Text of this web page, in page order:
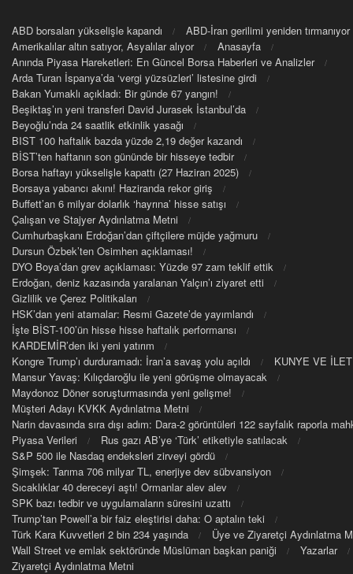
ABD borsaları yükselişle kapandı
ABD-İran gerilimi yeniden tırmanıyor
Amerikalılar altın satıyor, Asyalılar alıyor
Anasayfa
Anında Piyasa Hareketleri: En Güncel Borsa Haberleri ve Analizler
Arda Turan İspanya’da ‘vergi yüzsüzleri’ listesine girdi
Bakan Yumaklı açıkladı: Bir günde 67 yangın!
Beşiktaş’ın yeni transferi David Jurasek İstanbul’da
Beyoğlu’nda 24 saatlik etkinlik yasağı
BIST 100 haftalık bazda yüzde 2,19 değer kazandı
BİST’ten haftanın son gününde bir hisseye tedbir
Borsa haftayı yükselişle kapattı (27 Haziran 2025)
Borsaya yabancı akını! Haziranda rekor giriş
Buffett’an 6 milyar dolarlık ‘hayrına’ hisse satışı
Çalışan ve Stajyer Aydınlatma Metni
Cumhurbaşkanı Erdoğan’dan çiftçilere müjde yağmuru
Dursun Özbek’ten Osimhen açıklaması!
DYO Boya’dan grev açıklaması: Yüzde 97 zam teklif ettik
Erdoğan, deniz kazasında yaralanan Yalçın’ı ziyaret etti
Gizlilik ve Çerez Politikaları
HSK’dan yeni atamalar: Resmi Gazete’de yayımlandı
İşte BİST-100’ün hisse hisse haftalık performansı
KARDEMİR’den iki yeni yatırım
Kongre Trump’ı durduramadı: İran’a savaş yolu açıldı
KUNYE VE
Mansur Yavaş: Kılıçdaroğlu ile yeni görüşme olmayacak
Maydonoz Döner soruşturmasında yeni gelişme!
Müşteri Adayı KVKK Aydınlatma Metni
Narin davasında sıra dışı adım: Dara-2 görüntüleri 122 sayfalık raporla
Piyasa Verileri
Rus gazı AB’ye ‘Türk’ etiketiyle satılacak
S&P 500 ile Nasdaq endeksleri zirveyi gördü
Şimşek: Tarıma 706 milyar TL, enerjiye dev sübvansiyon
Sıcaklıklar 40 dereceyi aştı! Ormanlar alev alev
SPK bazı tedbir ve uygulamaların süresini uzattı
Trump’tan Powell’a bir faiz eleştirisi daha: O aptalın teki
Türk Kara Kuvvetleri 2 bin 234 yaşında
Üye ve Ziyaretçi Aydınlatma
Wall Street ve emlak sektöründe Müslüman başkan paniği
Yazarlar
Ziyaretçi Aydınlatma Metni